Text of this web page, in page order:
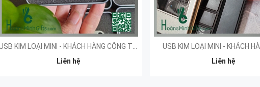
Liên hệ
USB KIM LOẠI MINI - KHÁCH
Liên hệ